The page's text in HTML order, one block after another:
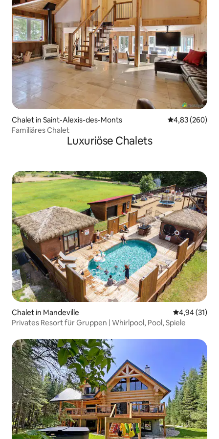
Chalet in Saint-Alexis-des-Monts
4,83 (260)
Familiäres Chalet
Luxuriöse Chalets
Chalet in Mandeville
4,94 (31)
Privates Resort für Gruppen | Whirlpool, Pool, Spiele